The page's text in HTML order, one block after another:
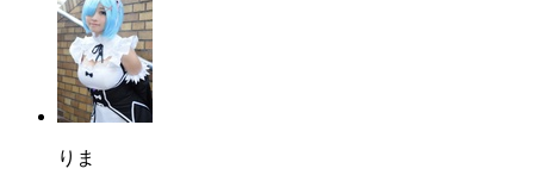
りま